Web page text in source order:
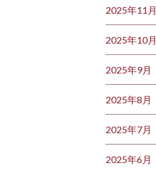
2025年11月
2025年10月
2025年9月
2025年8月
2025年7月
2025年6月